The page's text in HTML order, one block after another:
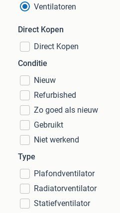
Ventilatoren
Direct Kopen
Direct Kopen
Conditie
Nieuw
Refurbished
Zo goed als nieuw
Gebruikt
Niet werkend
Type
Plafondventilator
Radiatorventilator
Statiefventilator